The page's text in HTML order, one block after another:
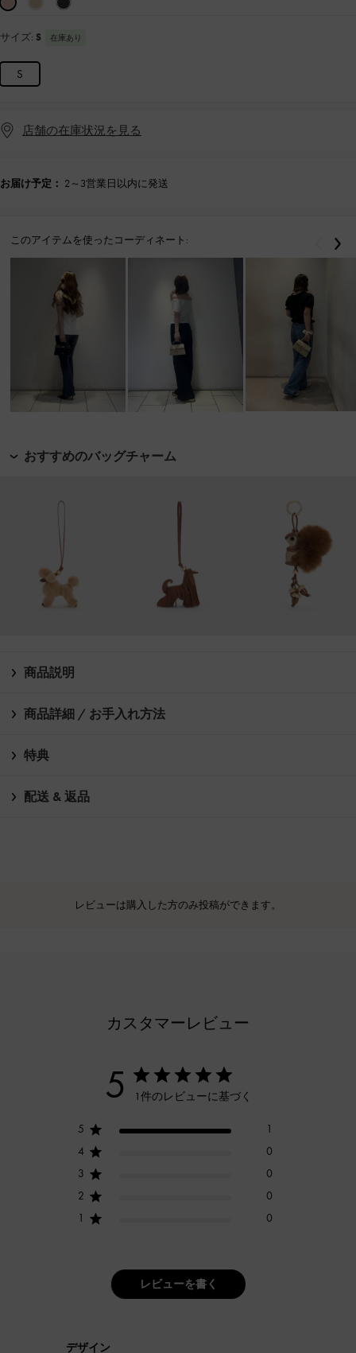
サイズ: S 在庫あり
S
店舗の在庫状況を見る
お届け予定： 2～3営業日以内に発送
このアイテムを使ったコーディネート: 戻る
おすすめのバッグチャーム
商品説明
商品詳細 / お手入れ方法
特典
配送 & 返品
レビューは購入した方のみ投稿ができます。
カスタマーレビュー
5 1件のレビューに基づく
5
1
4
0
3
0
2
0
1
0
レビューを書く
デザイン